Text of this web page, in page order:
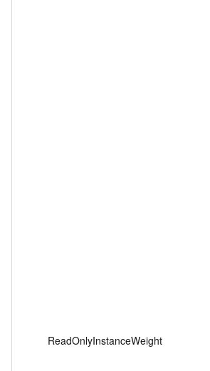
ReadOnlyInstanceWeight